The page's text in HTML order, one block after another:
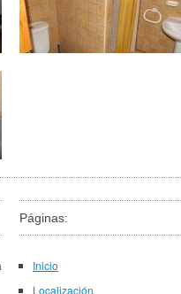
Páginas:
Inicio
Localización